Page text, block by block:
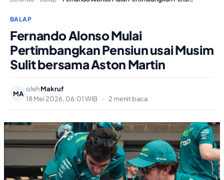
BALAP
Fernando Alonso Mulai
Pertimbangkan Pensiun usai Musim
Sulit bersama Aston Martin
MA
olehMakruf
18 Mei 2026, 06:01 WIB
• 2 menit baca